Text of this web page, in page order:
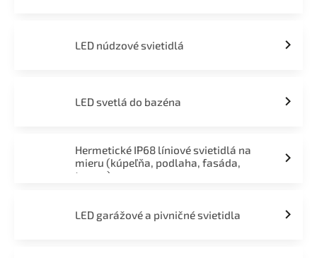
LED núdzové svietidlá
LED svetlá do bazéna
Hermetické IP68 líniové svietidlá na
mieru (kúpeľňa, podlaha, fasáda,
terasa)
LED garážové a pivničné svietidla